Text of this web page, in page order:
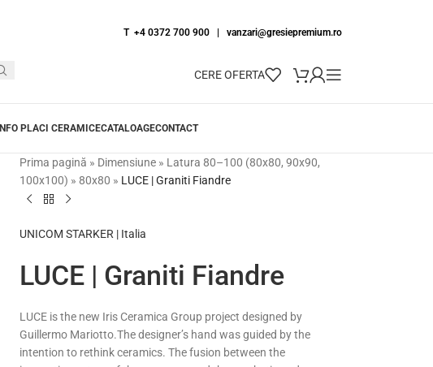
T +4 0372 700 900 | vanzari@gresiepremium.ro
CERE OFERTA
INFO PLACI CERAMICECATALOAGECONTACT
Prima pagină » Dimensiune » Latura 80–100 (80x80, 90x90,
100x100) » 80x80 » LUCE | Graniti Fiandre
UNICOM STARKER | Italia
LUCE | Graniti Fiandre
LUCE is the new Iris Ceramica Group project designed by
Guillermo Mariotto.The designer’s hand was guided by the
intention to rethink ceramics. The fusion between the